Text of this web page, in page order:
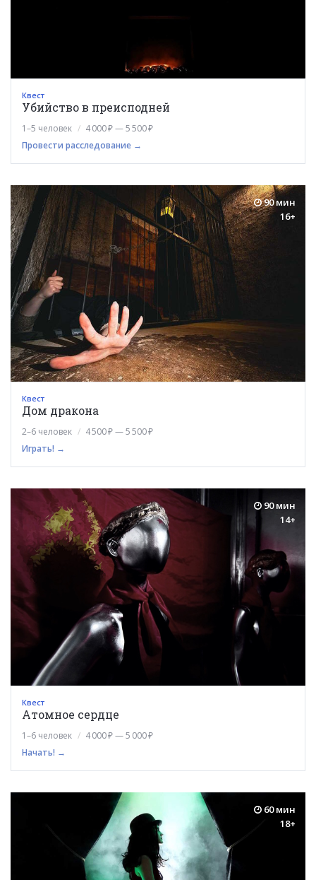
Квест
Убийство в преисподней
1–5 человек
4 000 ₽ — 5 500 ₽
Провести расследование →
90 мин
16+
Квест
Дом дракона
2–6 человек
4 500 ₽ — 5 500 ₽
Играть! →
90 мин
14+
Квест
Атомное сердце
1–6 человек
4 000 ₽ — 5 000 ₽
Начать! →
60 мин
18+